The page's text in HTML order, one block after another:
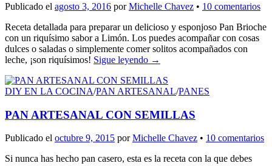
Publicado el agosto 3, 2016 porMichelle Chavez • 10 comentarios
Receta detallada para preparar un delicioso y esponjoso Pan Brioche
con un riquísimo sabor a Limón. Los puedes acompañar con cosas
dulces o saladas o simplemente comer solitos acompañados con
leche, ¡son riquísimos! Sigue leyendo →
DIY EN LA COCINA/PAN ARTESANAL/PANES
PAN ARTESANAL CON SEMILLAS
Publicado el octubre 9, 2015 porMichelle Chavez • 10 comentarios
Si nunca has hecho pan casero, esta es la receta con la que debes